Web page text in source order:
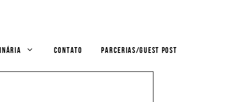
CONTATO PARCERIAS/GUEST POST